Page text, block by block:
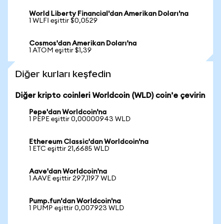
World Liberty Financial'dan Amerikan Doları'na
1 WLFI eşittir $0,0529
Cosmos'dan Amerikan Doları'na
1 ATOM eşittir $1,39
Diğer kurları keşfedin
Diğer kripto coinleri Worldcoin (WLD) coin'e çevirin
Pepe'dan Worldcoin'na
1 PEPE eşittir 0,00000943 WLD
Ethereum Classic'dan Worldcoin'na
1 ETC eşittir 21,6685 WLD
Aave'dan Worldcoin'na
1 AAVE eşittir 297,1197 WLD
Pump.fun'dan Worldcoin'na
1 PUMP eşittir 0,007923 WLD